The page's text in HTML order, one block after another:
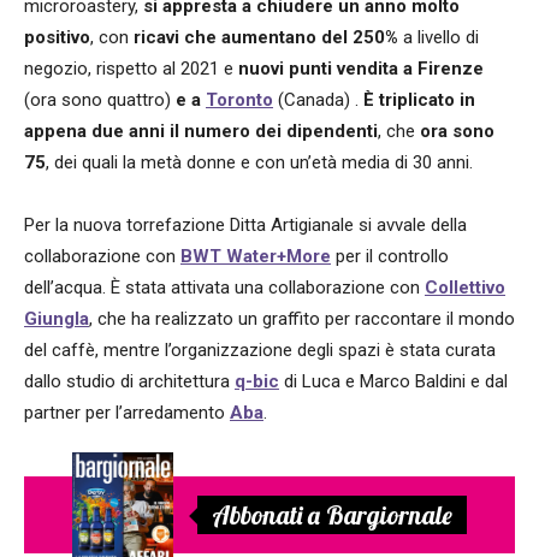
microroastery, si appresta a chiudere un anno molto
positivo, con ricavi che aumentano del 250% a livello di
negozio, rispetto al 2021 e nuovi punti vendita a Firenze
(ora sono quattro) e a Toronto (Canada) . È triplicato in
appena due anni il numero dei dipendenti, che ora sono
75, dei quali la metà donne e con un’età media di 30 anni.
Per la nuova torrefazione Ditta Artigianale si avvale della
collaborazione con BWT Water+More per il controllo
dell’acqua. È stata attivata una collaborazione con Collettivo
Giungla, che ha realizzato un graffito per raccontare il mondo
del caffè, mentre l’organizzazione degli spazi è stata curata
dallo studio di architettura q-bic di Luca e Marco Baldini e dal
partner per l’arredamento Aba
Abbonati a Bargiornale